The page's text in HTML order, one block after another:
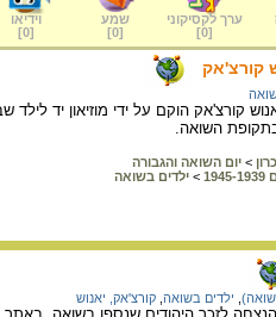
ערך לקסיקוני
[
0
]
שמע
[
0
]
וידיאו
[
0
]
קורצ'אק
קורצ'אק הוקם על ידי מוזיאון יד
השואה.
> יום השואה והגבורה
> ילדים בשואה
ילדים בשואה קורצ'אק, יאנוש